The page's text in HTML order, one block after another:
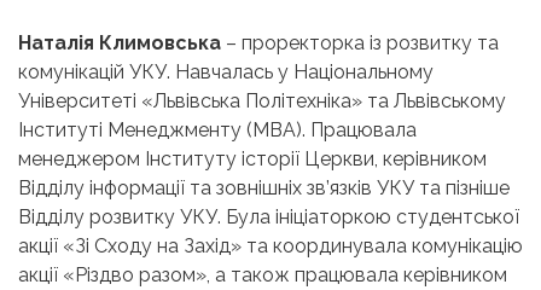
Наталія Климовська – проректорка із розвитку та
комунікацій УКУ. Навчалась у Національному
Університеті «Львівська Політехніка» та Львівському
Інституті Менеджменту (MBA). Працювала
менеджером Інституту історії Церкви, керівником
Відділу інформації та зовнішніх зв’язків УКУ та пізніше
Відділу розвитку УКУ. Була ініціаторкою студентської
акції «Зі Сходу на Захід» та координувала комунікацію
акції «Різдво разом», а також працювала керівником